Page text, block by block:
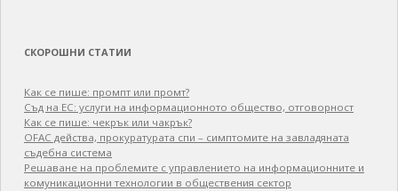
СКОРОШНИ СТАТИИ
Как се пише: промпт или промт?
Съд на ЕС: услуги на информационното общество, отговорност
Как се пише: чекрък или чакрък?
OFAC действа, прокуратурата спи – симптомите на завладяната
съдебна система
Решаване на проблемите с управлението на информационните и
комуникационни технологии в обществения сектор